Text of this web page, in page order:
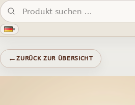
Produkte suchen:
▾
←ZURÜCK ZUR ÜBERSICHT